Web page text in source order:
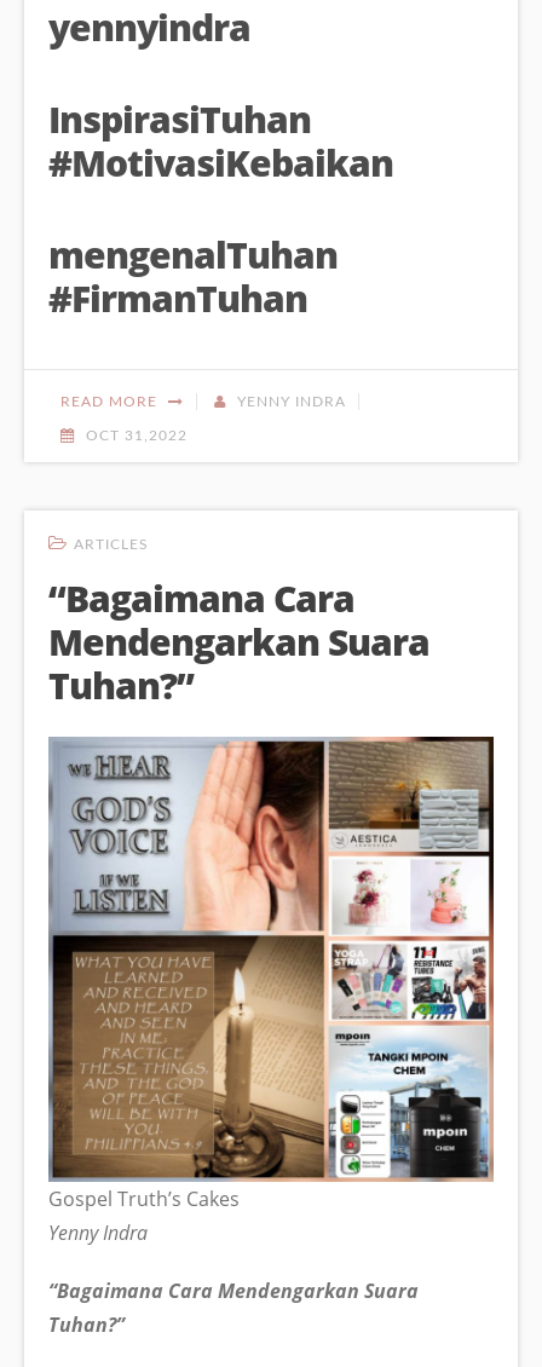
yennyindra
InspirasiTuhan
#MotivasiKebaikan
mengenalTuhan
#FirmanTuhan
READ MORE YENNY INDRA
OCT 31,2022
ARTICLES
“Bagaimana Cara
Mendengarkan Suara
Tuhan?”
Gospel Truth’s Cakes
Yenny Indra
“Bagaimana Cara Mendengarkan Suara
Tuhan?”